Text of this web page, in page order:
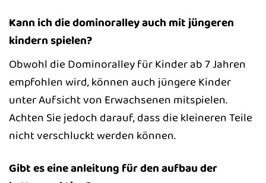
Kann ich die dominoralley auch mit jüngeren
kindern spielen?
Obwohl die Dominoralley für Kinder ab 7 Jahren
empfohlen wird, können auch jüngere Kinder
unter Aufsicht von Erwachsenen mitspielen.
Achten Sie jedoch darauf, dass die kleineren Teile
nicht verschluckt werden können.
Gibt es eine anleitung für den aufbau der